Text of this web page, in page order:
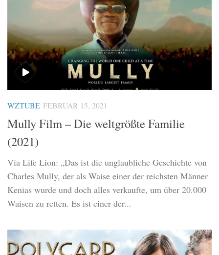
WZTUBE FEBRUAR 15, 2021
Mully Film – Die weltgrößte Familie
(2021)
Via Life Lion: „Das ist die unglaubliche Geschichte von
Charles Mully, der als Waise einer der reichsten Männer
Kenias wurde und doch alles verkaufte, um über 20.000
Waisen zu retten. Es ist einer der...